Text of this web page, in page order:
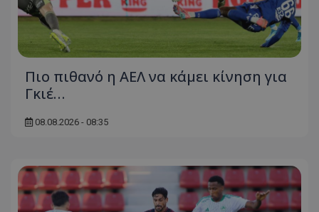
Πιο πιθανό η ΑΕΛ να κάμει κίνηση για
Γκιέ…
08.08.2026 - 08:35